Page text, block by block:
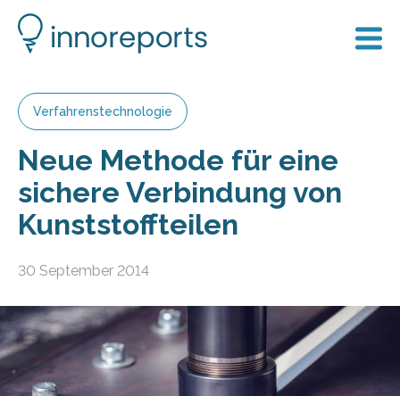
Verfahrenstechnologie
Neue Methode für eine
sichere Verbindung von
Kunststoffteilen
30 September 2014